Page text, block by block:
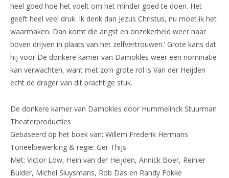
heel goed hoe het voelt om het minder goed te doen. Het
geeft heel veel druk. Ik denk dan Jezus Christus, nu moet ik het
waarmaken. Dan komt die angst en onzekerheid weer naar
boven drijven in plaats van het zelfvertrouwen.’ Grote kans dat
hij voor De donkere kamer van Damokles weer een nominatie
kan verwachten, want met zo’n grote rol is Van der Heijden
echt de drager van dit prachtige stuk.
De donkere kamer van Damokles door Hummelinck Stuurman
Theaterproducties
Gebaseerd op het boek van: Willem Frederik Hermans
Toneelbewerking & regie: Ger Thijs
Met: Victor Löw, Hein van der Heijden, Annick Boer, Reinier
Bulder, Michel Sluysmans, Rob Das en Randy Fokke